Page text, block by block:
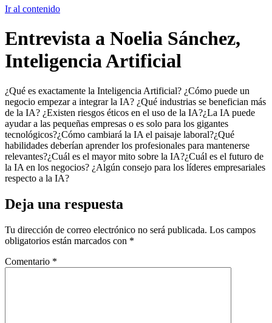
Ir al contenido
Entrevista a Noelia Sánchez,
Inteligencia Artificial
¿Qué es exactamente la Inteligencia Artificial? ¿Cómo puede un
negocio empezar a integrar la IA? ¿Qué industrias se benefician más
de la IA? ¿Existen riesgos éticos en el uso de la IA?¿La IA puede
ayudar a las pequeñas empresas o es solo para los gigantes
tecnológicos?¿Cómo cambiará la IA el paisaje laboral?¿Qué
habilidades deberían aprender los profesionales para mantenerse
relevantes?¿Cuál es el mayor mito sobre la IA?¿Cuál es el futuro de
la IA en los negocios? ¿Algún consejo para los líderes empresariales
respecto a la IA?
Deja una respuesta
Tu dirección de correo electrónico no será publicada. Los campos
obligatorios están marcados con *
Comentario *